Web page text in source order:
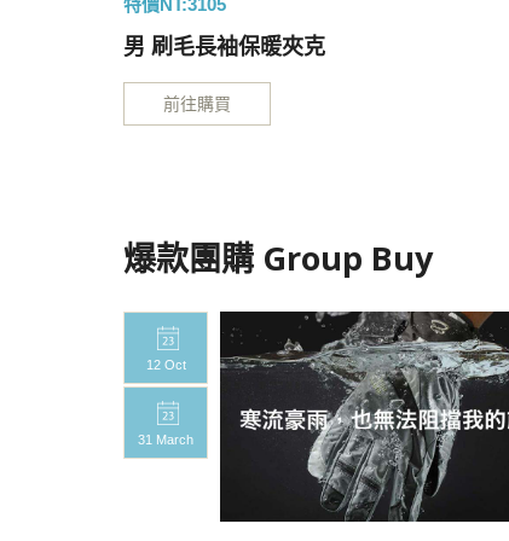
特價NT:3105
男 刷毛長袖保暖夾克
前往購買
爆款團購 Group Buy
12 Oct
31 March